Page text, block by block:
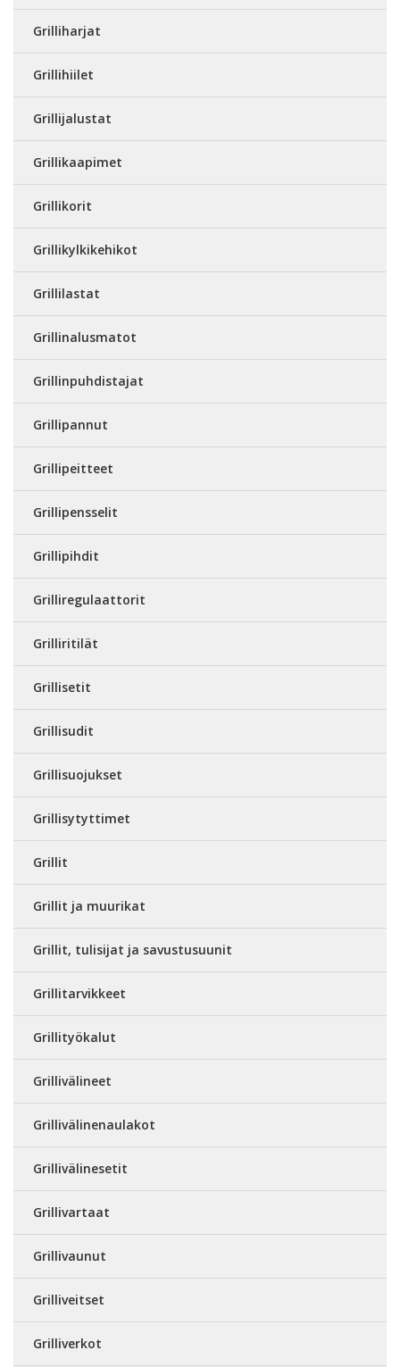
Grilliharjat
Grillihiilet
Grillijalustat
Grillikaapimet
Grillikorit
Grillikylkikehikot
Grillilastat
Grillinalusmatot
Grillinpuhdistajat
Grillipannut
Grillipeitteet
Grillipensselit
Grillipihdit
Grilliregulaattorit
Grilliritilät
Grillisetit
Grillisudit
Grillisuojukset
Grillisytyttimet
Grillit
Grillit ja muurikat
Grillit, tulisijat ja savustusuunit
Grillitarvikkeet
Grillityökalut
Grillivälineet
Grillivälinenaulakot
Grillivälinesetit
Grillivartaat
Grillivaunut
Grilliveitset
Grilliverkot